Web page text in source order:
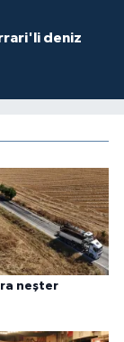
deniz
neşter